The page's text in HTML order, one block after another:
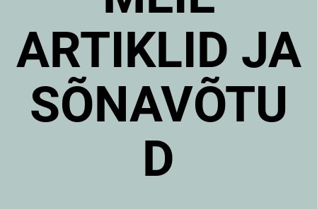
ARTIKLID JA
SÕNAVÕTU
D